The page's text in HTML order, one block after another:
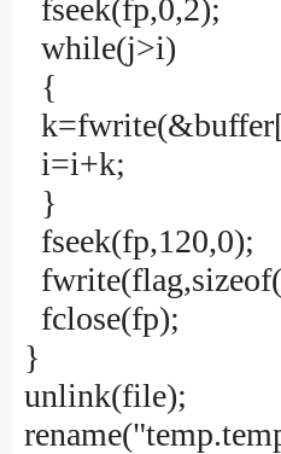
fseek(fp,0,2);
while(j>i)
{
i=i+k;
}
fseek(fp,120,0);
fclose(fp);
}
unlink(file);